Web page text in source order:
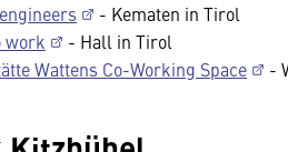
- Kematen in Tirol
work
- Hall in Tirol
Wattens Co-Working Space
-